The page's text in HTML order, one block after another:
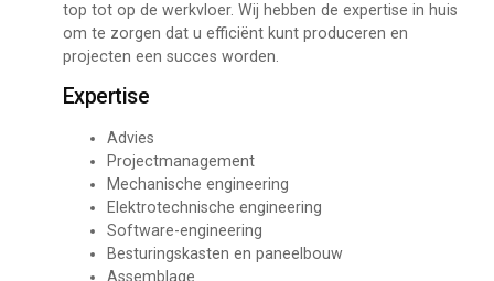
top tot op de werkvloer. Wij hebben de expertise in huis
om te zorgen dat u efficiënt kunt produceren en
projecten een succes worden.
Expertise
Advies
Projectmanagement
Mechanische engineering
Elektrotechnische engineering
Software-engineering
Besturingskasten en paneelbouw
Assemblage